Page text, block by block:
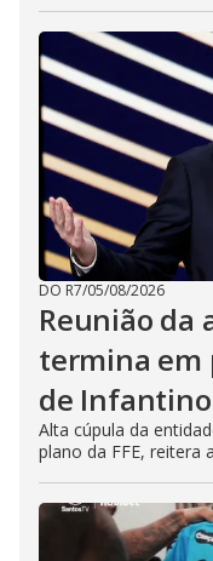
DO R7/05/08/2026
Reunião da
termina em
de
Alta cúpula da
plano da FFE, reitera